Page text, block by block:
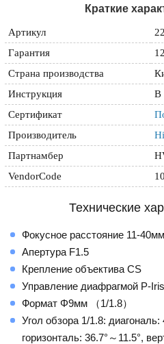
Краткие
Артикул
Гарантия
Страна производства
Инструкция
В
Сертификат
Производитель
Партнамбер
VendorCode
Технические
Фокусное расстояние 11-40мм
Апертура F1.5
Крепление объектива CS
Управление диафрагмой P-Iris
Формат Φ9мм （1/1.8）
Угол обзора 1/1.8: диагональ:
горизонталь: 36.7°～11.5°,